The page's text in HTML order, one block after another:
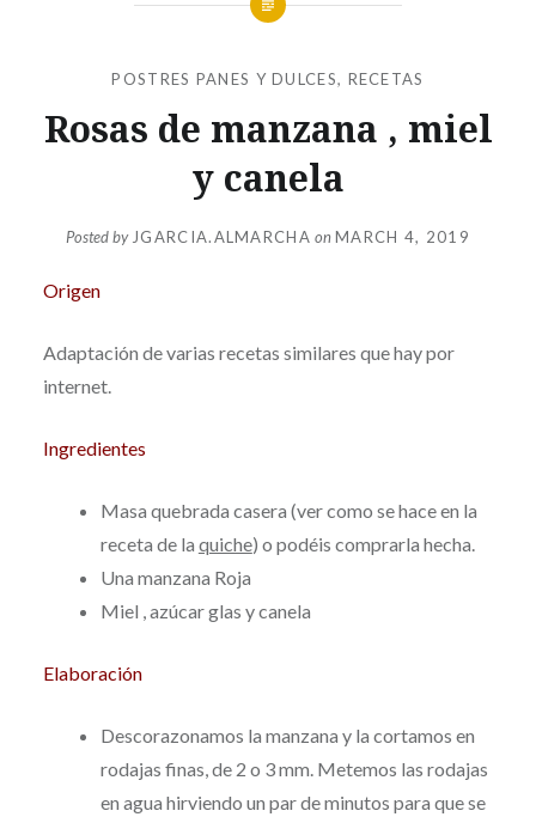
POSTRES PANES Y DULCES, RECETAS
Rosas de manzana , miel
y canela
Posted by JGARCIA.ALMARCHA onMARCH 4, 2019
Origen
Adaptación de varias recetas similares que hay por
internet.
Ingredientes
Masa quebrada casera (ver como se hace en la
receta de la quiche) o podéis comprarla hecha.
Una manzana Roja
Miel , azúcar glas y canela
Elaboración
Descorazonamos la manzana y la cortamos en
rodajas finas, de 2 o 3 mm. Metemos las rodajas
en agua hirviendo un par de minutos para que se